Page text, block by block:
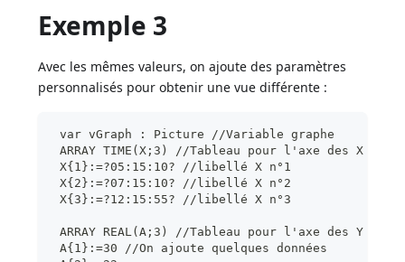
Exemple 3
Avec les mêmes valeurs, on ajoute des paramètres
personnalisés pour obtenir une vue différente :
var vGraph : Picture //Variable graphe
ARRAY TIME(X;3) //Tableau pour l'axe des X
X{1}:=?05:15:10? //libellé X n°1
X{2}:=?07:15:10? //libellé X n°2
X{3}:=?12:15:55? //libellé X n°3
ARRAY REAL(A;3) //Tableau pour l'axe des Y
A{1}:=30 //On ajoute quelques données